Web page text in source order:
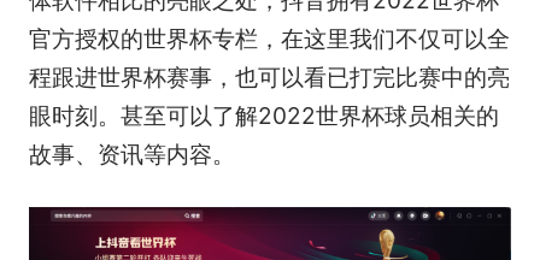
官方授权的世界杯专栏，在这里我们不仅可以全
程跟进世界杯赛事，也可以看已打完比赛中的亮
眼时刻。甚至可以了解2022世界杯球员相关的
故事、资讯等内容。